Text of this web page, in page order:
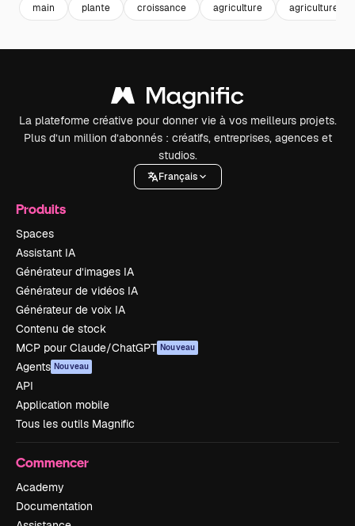
main plante croissance agriculture agriculture
La plateforme créative pour donner vie à vos meilleurs projets.
Plus d’un million d’abonnés : créatifs, entreprises, agences et
studios.
Français
Produits
Spaces
Assistant IA
Générateur d’images IA
Générateur de vidéos IA
Générateur de voix IA
Contenu de stock
MCP pour Claude/ChatGPT Nouveau
Agents Nouveau
API
Application mobile
Tous les outils Magnific
Commencer
Academy
Documentation